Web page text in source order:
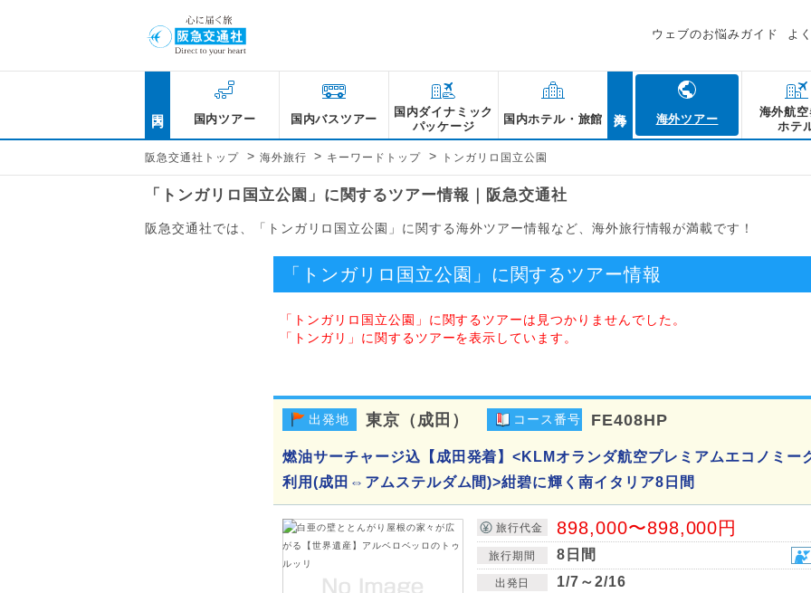
ウェブのお悩みガイド よ
国内ツアー 国内バスツアー
国内ダイナミック
パッケージ
国内ホテル・旅館 海外ツアー
海外航
ホテ
阪急交通社トップ > 海外旅行 > キーワードトップ > トンガリロ国立公園
「トンガリロ国立公園」に関するツアー情報｜阪急交通社
阪急交通社では、「トンガリロ国立公園」に関する海外ツアー情報など、海外旅行情報が満載です！
「トンガリロ国立公園」に関するツアー情報
「トンガリロ国立公園」に関するツアーは見つかりませんでした。
「トンガリ」に関するツアーを表示しています。
出発地 東京（成田） コース番号 FE408HP
燃油サーチャージ込【成田発着】<KLMオランダ航空プレミアムエコノミー
利用(成田⇔アムステルダム間)>紺碧に輝く南イタリア8日間
旅行代金 898,000〜898,000円
旅行期間 8日間
出発日 1/7～2/16